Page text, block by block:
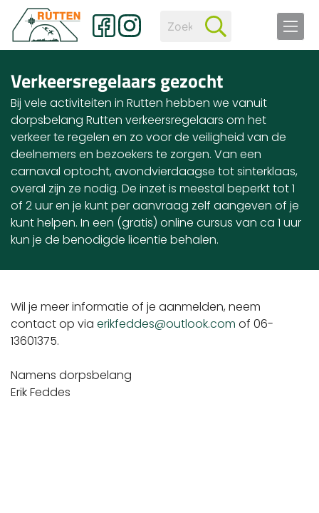
Verkeersregelaars gezocht
Bij vele activiteiten in Rutten hebben we vanuit
dorpsbelang Rutten verkeersregelaars om het
verkeer te regelen en zo voor de veiligheid van de
deelnemers en bezoekers te zorgen. Van een
carnaval optocht, avondvierdaagse tot sinterklaas,
overal zijn ze nodig. De inzet is meestal beperkt tot 1
of 2 uur en je kunt per aanvraag zelf aangeven of je
kunt helpen. In een (gratis) online cursus van ca 1 uur
kun je de benodigde licentie behalen.
Wil je meer informatie of je aanmelden, neem
contact op via erikfeddes@outlook.com of 06-
13601375.
Namens dorpsbelang
Erik Feddes